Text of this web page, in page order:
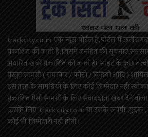
trackcity.co.in एक न्यूज़ पोर्टल है,पोर्टल में
प्रकाशित की जाती है,जिसमें जनहित की
अधारित खबरें प्रकाशित की जाती है। साइट के कुछ
प्रस्तुत सामग्री ( समाचार / फोटो / विडियो आदि )
इस तरह के सामग्रियों के लिए कोई ज़िम्मेदार नहीं
प्रकाशित ऐसी सामग्री के लिए संवाददाता खबर देने
,इसके लिए track city.co.in या उसके स्वामी ,मुद्रक
कोई भी जिम्मेदारी नहीं होगी।